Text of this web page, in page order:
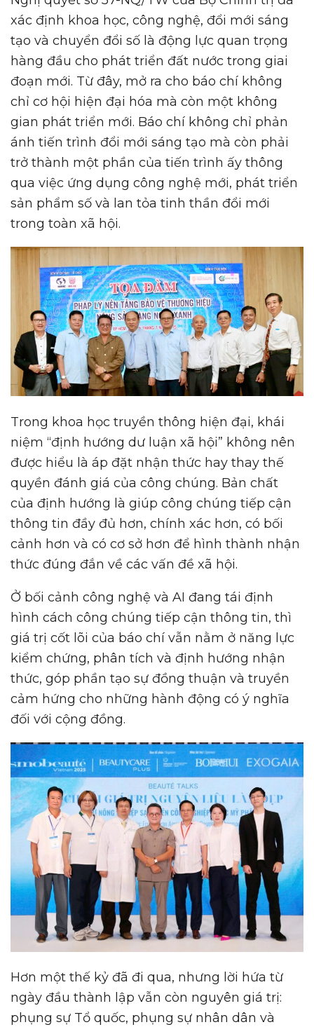
xác định khoa học, công nghệ, đổi mới sáng
tạo và chuyển đổi số là động lực quan trọng
hàng đầu cho phát triển đất nước trong giai
đoạn mới. Từ đây, mở ra cho báo chí không
chỉ cơ hội hiện đại hóa mà còn một không
gian phát triển mới. Báo chí không chỉ phản
ánh tiến trình đổi mới sáng tạo mà còn phải
trở thành một phần của tiến trình ấy thông
qua việc ứng dụng công nghệ mới, phát triển
sản phẩm số và lan tỏa tinh thần đổi mới
trong toàn xã hội.
Trong khoa học truyền thông hiện đại, khái
niệm “định hướng dư luận xã hội” không nên
được hiểu là áp đặt nhận thức hay thay thế
quyền đánh giá của công chúng. Bản chất
của định hướng là giúp công chúng tiếp cận
thông tin đầy đủ hơn, chính xác hơn, có bối
cảnh hơn và có cơ sở hơn để hình thành nhận
thức đúng đắn về các vấn đề xã hội.
Ở bối cảnh công nghệ và AI đang tái định
hình cách công chúng tiếp cận thông tin, thì
giá trị cốt lõi của báo chí vẫn nằm ở năng lực
kiểm chứng, phân tích và định hướng nhận
thức, góp phần tạo sự đồng thuận và truyền
cảm hứng cho những hành động có ý nghĩa
đối với cộng đồng.
Hơn một thế kỷ đã đi qua, nhưng lời hứa từ
ngày đầu thành lập vẫn còn nguyên giá trị:
phụng sự Tổ quốc, phụng sự nhân dân và